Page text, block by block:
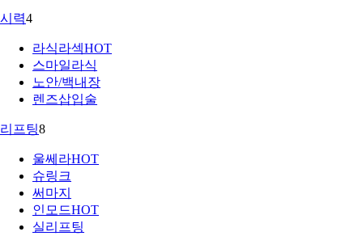
시력4
라식라섹HOT
스마일라식
노안/백내장
렌즈삽입술
리프팅8
울쎄라HOT
슈링크
써마지
인모드HOT
실리프팅